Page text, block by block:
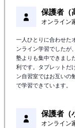
保護者（
オンライン
一人ひとりに合わせた
ンライン学習でしたが
塾よりも集中できまし
利です。タブレットだ
ン自習室ではお互いの
で学習できています。
保護者（
オンライン